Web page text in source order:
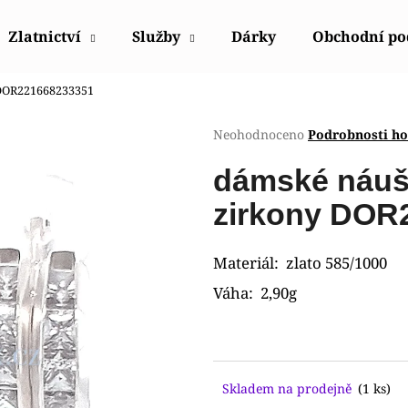
Zlatnictví Služby Dárky Obchodní
Průměrné
produktu
je
z
hvězdiček.
Neohodnoceno Podrobnosti
dámské
zirkony
Materiál: zlato 585/1000
Váha: 2,90g
Skladem na prodejně (1 ks)
Co potřebujete najít?
HLEDAT
Doporučujeme
ORIENT FUB9B003W0
HODINKY